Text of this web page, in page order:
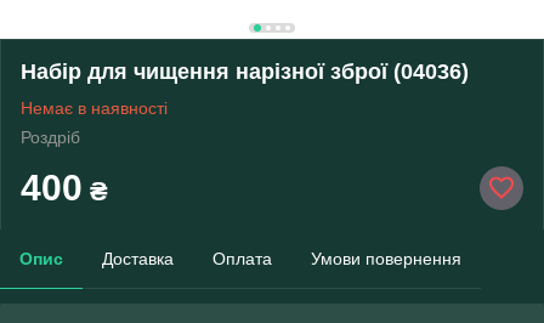
Набір для чищення нарізної зброї (04036)
Немає в наявності
Роздріб
400 ₴
Опис Доставка Оплата Умови повернення